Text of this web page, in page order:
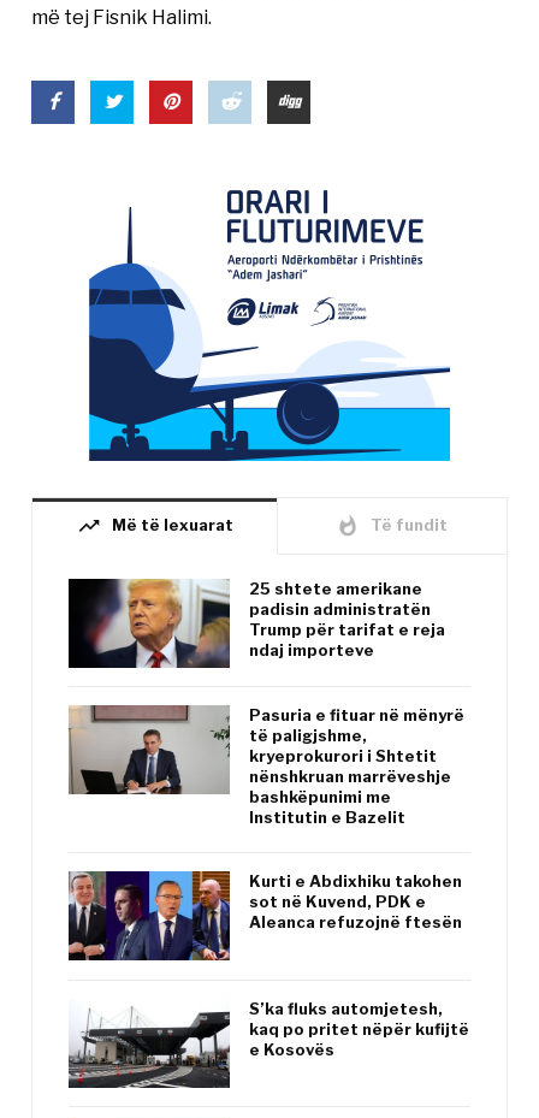
më tej Fisnik Halimi.
trending_up Më të lexuarat whatshot Të fundit
25 shtete amerikane
padisin administratën
Trump për tarifat e reja
ndaj importeve
Pasuria e fituar në mënyrë
të paligjshme,
kryeprokurori i Shtetit
nënshkruan marrëveshje
bashkëpunimi me
Institutin e Bazelit
Kurti e Abdixhiku takohen
sot në Kuvend, PDK e
Aleanca refuzojnë ftesën
S’ka fluks automjetesh,
kaq po pritet nëpër kufijtë
e Kosovës